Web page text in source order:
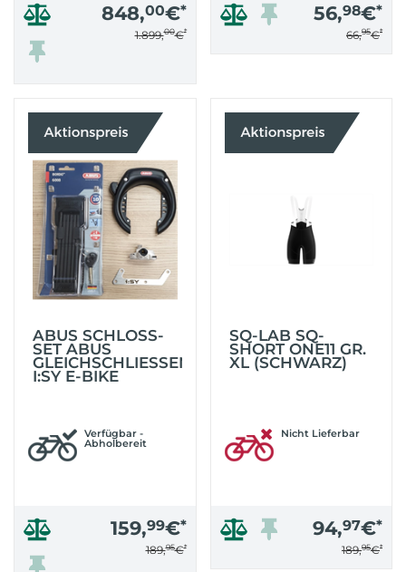
848,00€*
1.899,00€*
56,98€*
66,95€*
ABUS SCHLOSS-
SET ABUS
GLEICHSCHLIESSEND I
:SY E-BIKE
Verfügbar -
Abholbereit
159,99€*
189,95€*
SQ-LAB SQ-
SHORT ONE11 GR.
XL (SCHWARZ)
Nicht Lieferbar
94,97€*
189,95€*